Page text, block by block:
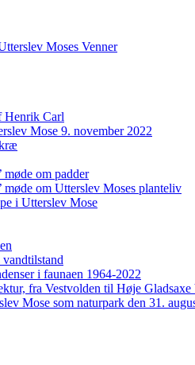
Henrik Carl
Mose 9. november 2022
møde om padder
møde om Utterslev Moses planteliv
i Utterslev Mose
i faunaen 1964-2022
fra Vestvolden til Høje Gladsaxe
Mose som naturpark den 31.